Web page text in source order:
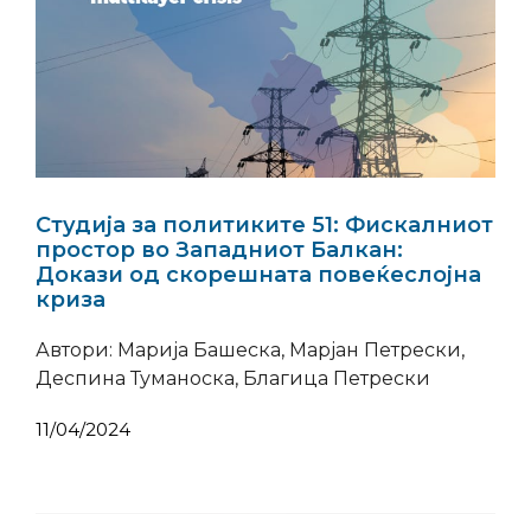
Студија за политиките 51: Фискалниот
простор во Западниот Балкан:
Докази од скорешната повеќеслојна
криза
Автори: Марија Башеска, Марјан Петрески,
Деспина Туманоска, Благица Петрески
11/04/2024